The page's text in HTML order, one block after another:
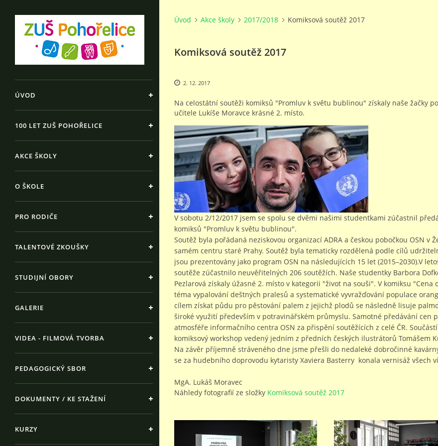
ÚVOD
100 LET ZUŠ POHOŘELICE
AKCE ŠKOLY
O ŠKOLE
PRO RODIČE
TALENTOVÉ ZKOUŠKY
STUDIJNÍ OBORY
GALERIE
VIDEA - FILMOVÁ TVORBA
PEDAGOGICKÝ SBOR
DOKUMENTY / KE STAŽENÍ
KURZY
Úvod Akce školy 2017/2018 Komiksová soutěž 2017
Komiksová soutěž 2017
2. 12. 2017
Na celostátní soutěži komiksů "Promluv k světu bublinou" získaly naše žačky
učitele Lukíše Moravce krásné 2. místo.
V sobotu 2/12/2017 jsem se spolu se dvěmi našimi studentkami zúčastnil
komiksů "Promluv k světu bublinou".
Soutěž byla pořádaná neziskovou organizací ADRA a českou pobočkou OSN v
samém centru staré Prahy. Soutěž byla tematicky rozdělená podle cílů
jsou prezentovány jako program OSN na následujících 15 let (2015–2030).V
soutěže zúčastnilo neuvěřitelných 206 soutěžích. Naše studentky Barbora
Pezlarová získaly úžasné 2. místo v kategorii "život na souši". V komiksu "Cena
téma vypalování deštných pralesů a systematické vyvražďování populace
cílem získat půdu pro pěstování palem z jejichž plodů se následně lisuje
široké využití především v potravinářském průmyslu. Samotné předávání cen
atmosféře informačního centra OSN za přispění soutěžících z celé ČR.
komiksový workshop vedený jedním z předních českých ilustrátorů Tomášem
Na závěr příjemně stráveného dne jsme přešli do nedaleké dobročinné
se za hudebního doprovodu kytaristy Xaviera Basterry konala vernisáž všech
MgA. Lukáš Moravec
Náhledy fotografií ze složky Komiksová soutěž 2017